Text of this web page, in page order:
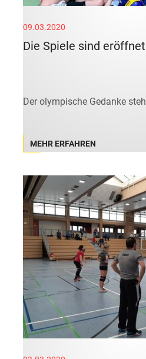
09.03.2020
Die Spiele sind
Der olympische Gedanke
MEHR ERFAHREN